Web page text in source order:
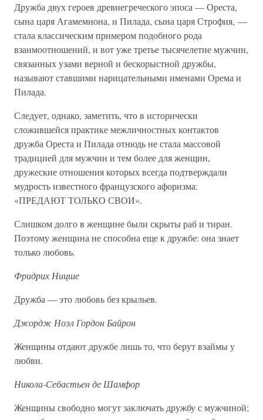
Дружба двух героев древнегреческого эпоса — Ореста,
сына царя Агамемнона, и Пилада, сына царя Строфия, —
стала классическим примером подобного рода
взаимоотношений, и вот уже третье тысячелетие мужчин,
связанных узами верной и бескорыстной дружбы,
называют ставшими нарицательными именами Орема и
Пилада.
Следует, однако, заметить, что в исторически
сложившейся практике межличностных контактов
дружба Ореста и Пилада отнюдь не стала массовой
традицией для мужчин и тем более для женщин,
дружеские отношения которых всегда подтверждали
мудрость известного французского афоризма:
«ПРЕДАЮТ ТОЛЬКО СВОИ».
Слишком долго в женщине были скрыты раб и тиран.
Поэтому женщина не способна еще к дружбе: она знает
только любовь.
Фридрих Ницше
Дружба — это любовь без крыльев.
Джордж Ноэл Гордон Байрон
Женщины отдают дружбе лишь то, что берут взаймы у
любви.
Никола-Себастьен де Шамфор
Женщины свободно могут заключать дружбу с мужчиной;